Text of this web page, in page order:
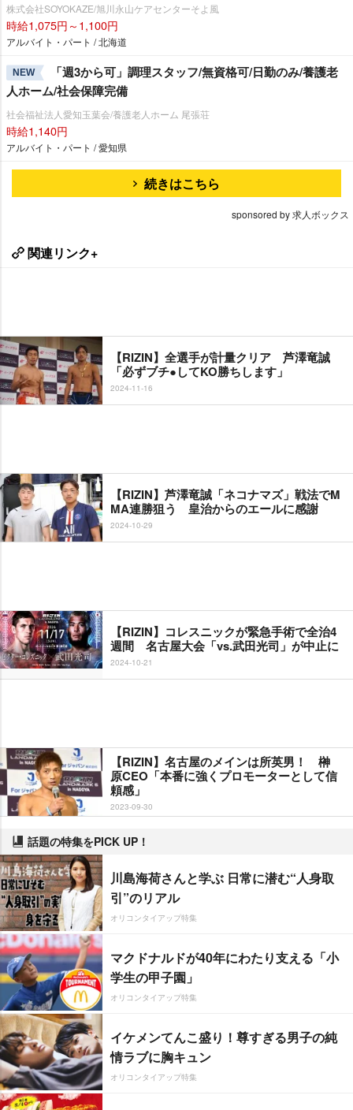
株式会社SOYOKAZE/旭川永山ケアセンターそよ風
時給1,075円～1,100円
アルバイト・パート / 北海道
NEW
「週3から可」調理スタッフ/無資格可/日勤のみ/養護老
人ホーム/社会保障完備
社会福祉法人愛知玉葉会/養護老人ホーム 尾張荘
時給1,140円
アルバイト・パート / 愛知県
続きはこちら
sponsored by 求人ボックス
関連リンク+
【RIZIN】全選手が計量クリア 芦澤竜誠
「必ずブチ●してKO勝ちします」
2024-11-16
【RIZIN】芦澤竜誠「ネコナマズ」戦法でM
MA連勝狙う 皇治からのエールに感謝
2024-10-29
【RIZIN】コレスニックが緊急手術で全治4
週間 名古屋大会「vs.武田光司」が中止に
2024-10-21
【RIZIN】名古屋のメインは所英男！ 榊
原CEO「本番に強くプロモーターとして信
頼感」
2023-09-30
話題の特集をPICK UP！
川島海荷さんと学ぶ 日常に潜む“人身取
引”のリアル
オリコンタイアップ特集
マクドナルドが40年にわたり支える「小
学生の甲子園」
オリコンタイアップ特集
イケメンてんこ盛り！尊すぎる男子の純
情ラブに胸キュン
オリコンタイアップ特集